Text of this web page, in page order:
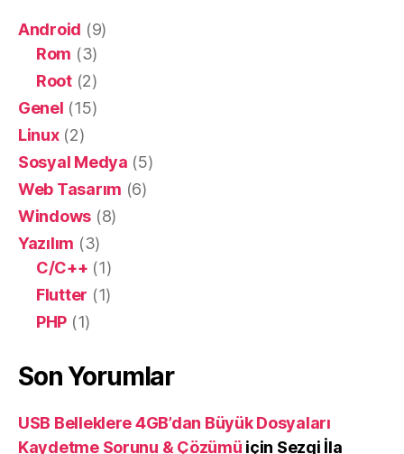
Android (9)
Rom (3)
Root(2)
Genel (15)
Linux(2)
Sosyal Medya (5)
Web Tasarım (6)
Windows (8)
Yazılım (3)
C/C++ (1)
Flutter (1)
PHP (1)
Son Yorumlar
USB Belleklere 4GB’dan Büyük Dosyaları
Kaydetme Sorunu & Çözümü için Sezgi İla